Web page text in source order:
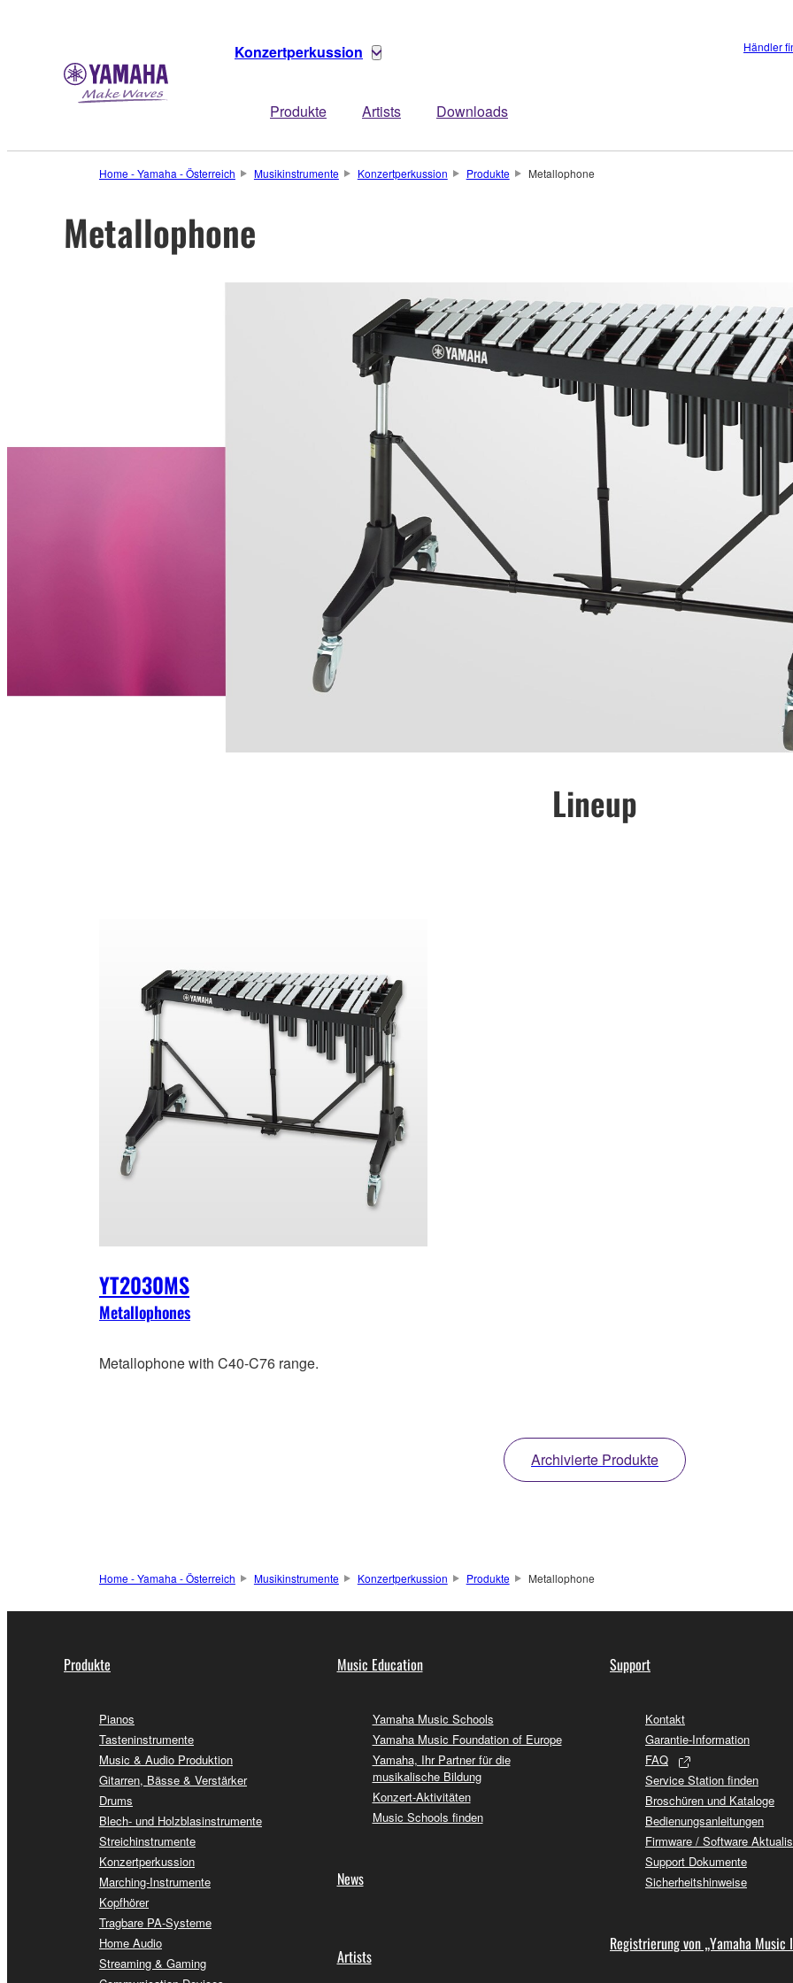
Konzertperkussion
Produkte Artists Downloads
Händler
Home - Yamaha - Österreich Musikinstrumente Konzertperkussion Produkte Metallophone
Metallophone
Lineup
YT2030MS
Metallophones
Metallophone with C40-C76 range.
Archivierte Produkte
Home - Yamaha - Österreich Musikinstrumente Konzertperkussion Produkte Metallophone
Produkte
Pianos
Tasteninstrumente
Music & Audio Produktion
Gitarren, Bässe & Verstärker
Drums
Blech- und Holzblasinstrumente
Streichinstrumente
Konzertperkussion
Marching-Instrumente
Kopfhörer
Tragbare PA-Systeme
Home Audio
Streaming & Gaming
Music Education
Yamaha Music Schools
Yamaha Music Foundation of Europe
Yamaha, Ihr Partner für die
musikalische Bildung
Konzert-Aktivitäten
Music Schools finden
News
Artists
Support
Kontakt
Garantie-Information
FAQ
Service Station finden
Broschüren und Kataloge
Bedienungsanleitungen
Firmware / Software
Support Dokumente
Sicherheitshinweise
Registrierung von „Yamaha Music